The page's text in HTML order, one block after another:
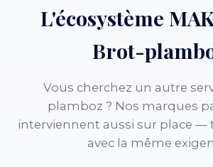
L'écosystème
Brot-
Vous cherchez un autre
plamboz ? Nos marques
interviennent aussi sur place —
avec la même